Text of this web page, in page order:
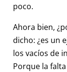
poco.
Ahora bien,
dicho: ¿es un
los vacíos de
Porque la